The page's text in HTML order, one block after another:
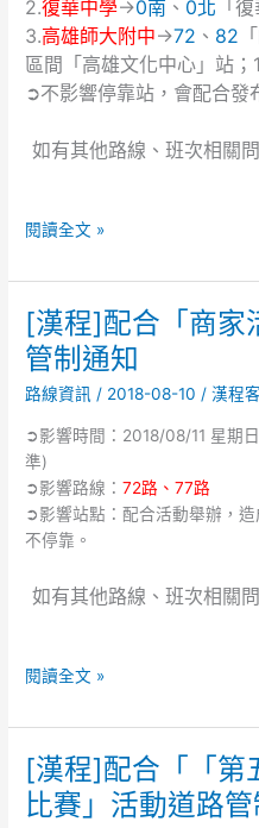
2.復華中學→0南 、 0北 「
3.高雄師大附中→72 、 82
區間「高雄文化中心」站
➲不影響停靠站，會配合發
如有其他路線、班次相關
特
種
考
試
法
法
查
局
查
人
員、
國
家
安
局
安
人
員、
閱讀全文 »
[漢程]配合「商家
管制通知
路線資訊 / 2018-08-10 /漢程
➲影響時間：2018/08/11 星期
準)
➲影響路線：72路 、77路
➲影響站點：配合活動舉辦，
不停靠。
如有其他路線、班次相關
[漢
程]
配
合
家
活
動
舉
辦」
動
管
知
閱讀全文 »
[漢程]配合「「第
比賽」活動道路
[漢
程]
配